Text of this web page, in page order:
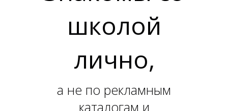
школой
лично,
а не по рекламным
каталогам и